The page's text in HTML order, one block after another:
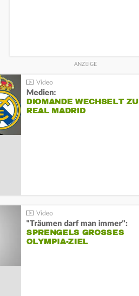
Medien:
DIOMANDE WECHSELT ZU
REAL MADRID
"Träumen darf man immer":
SPRENGELS GROSSES O
LYMPIA-ZIEL